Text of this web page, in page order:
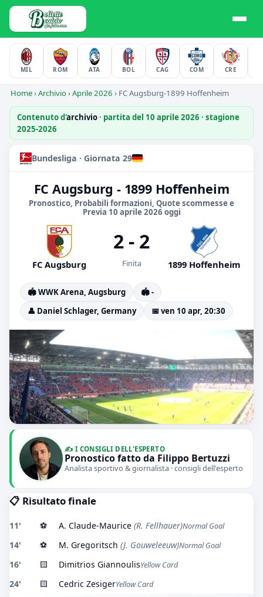
MIL ROM ATA BOL CAG COM CRE
Home›Archivio›Aprile 2026 › FC Augsburg-1899 Hoffenheim
Contenuto d'archivio· partita del 10 aprile 2026 · stagione
2025-2026
Bundesliga · Giornata 29
FC Augsburg - 1899 Hoffenheim
Pronostico, Probabili formazioni, Quote scommesse e
Previa 10 aprile 2026 oggi
FC Augsburg
2 - 2
Finita 1899 Hoffenheim
🏟️ WWK Arena, Augsburg
🏟️ -
👤 Daniel Schlager, Germany
📅 ven 10 apr, 20:30
✍️ I CONSIGLI DELL'ESPERTO
Pronostico fatto da Filippo Bertuzzi
Analista sportivo & giornalista · consigli dell'esperto
📋 Risultato finale
11' ⚽ A. Claude-Maurice (R. Fellhauer)Normal Goal
14' ⚽ M. Gregoritsch (J. Gouweleeuw)Normal Goal
16' 🟨 Dimitrios GiannoulisYellow Card
24' 🟨 Cedric ZesigerYellow Card